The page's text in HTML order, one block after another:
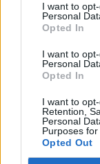
I want to
Personal
Opted In
I want to
Personal
Opted In
I want to
Retention,
Personal
Purposes for
Opted Out